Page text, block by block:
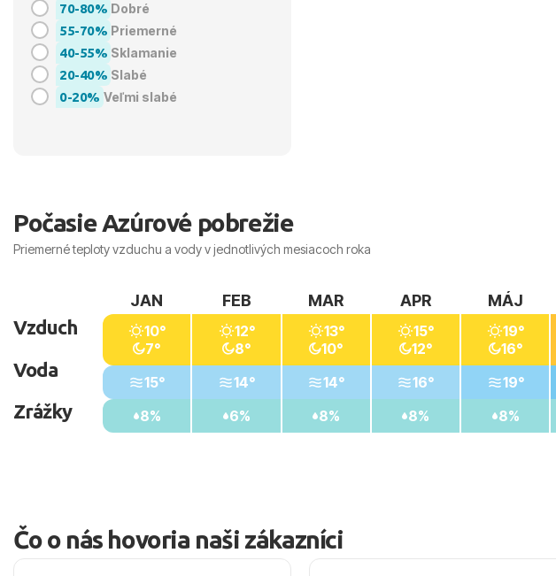
70-80% Dobré
55-70% Priemerné
40-55% Sklamanie
20-40% Slabé
0-20% Veľmi slabé
Počasie Azúrové pobrežie
Priemerné teploty vzduchu a vody v jednotlivých mesiacoch roka
Vzduch
Voda
Zrážky
JAN
10°
7°
15°
8%
FEB
12°
8°
14°
6%
MAR
13°
10°
14°
8%
APR
15°
12°
16°
8%
MÁJ
19°
16°
19°
8%
Čo o nás hovoria naši zákazníci